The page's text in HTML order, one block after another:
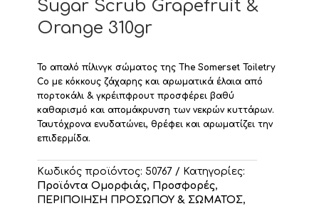
Sugar Scrub Grapefruit &
Orange 310gr
Το απαλό πίλινγκ σώματος της The Somerset Toiletry
Co με κόκκους ζάχαρης και αρωματικά έλαια από
πορτοκάλι & γκρέιπφρουτ προσφέρει βαθύ
καθαρισμό και απομάκρυνση των νεκρών κυττάρων.
Ταυτόχρονα ενυδατώνει, θρέφει και αρωματίζει την
επιδερμίδα.
Κωδικός προϊόντος:50767
Κατηγορίες:
Προϊόντα Ομορφιάς, Προσφορές,
ΠΕΡΙΠΟΙΗΣΗ ΠΡΟΣΩΠΟΥ & ΣΩΜΑΤΟΣ,